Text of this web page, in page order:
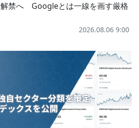
禁へ Googleとは一線を画す厳格
2026.08.06 9:00